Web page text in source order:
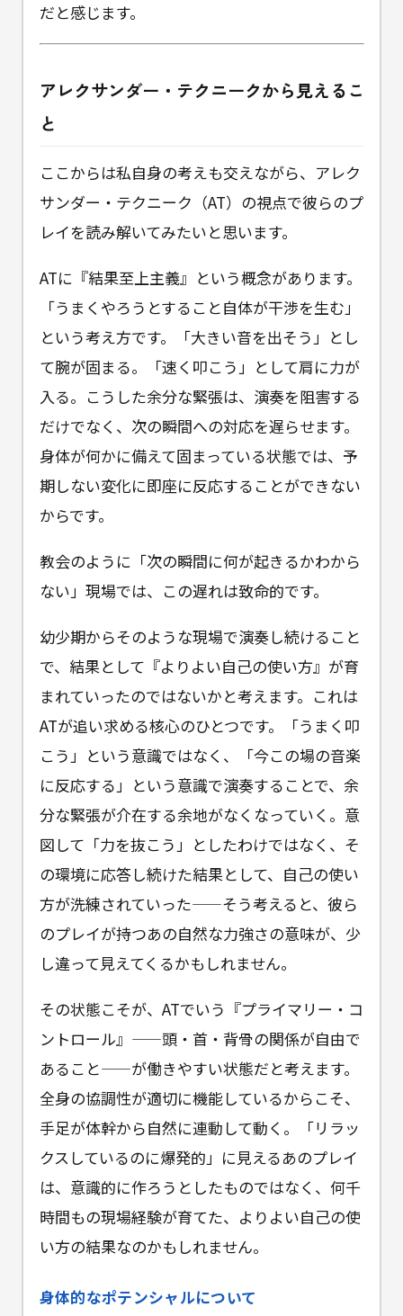
だと感じます。
アレクサンダー・テクニークから見えるこ
と
ここからは私自身の考えも交えながら、アレク
サンダー・テクニーク（AT）の視点で彼らのプ
レイを読み解いてみたいと思います。
ATに『結果至上主義』という概念があります。
「うまくやろうとすること自体が干渉を生む」
という考え方です。「大きい音を出そう」とし
て腕が固まる。「速く叩こう」として肩に力が
入る。こうした余分な緊張は、演奏を阻害する
だけでなく、次の瞬間への対応を遅らせます。
身体が何かに備えて固まっている状態では、予
期しない変化に即座に反応することができない
からです。
教会のように「次の瞬間に何が起きるかわから
ない」現場では、この遅れは致命的です。
幼少期からそのような現場で演奏し続けること
で、結果として『よりよい自己の使い方』が育
まれていったのではないかと考えます。これは
ATが追い求める核心のひとつです。「うまく叩
こう」という意識ではなく、「今この場の音楽
に反応する」という意識で演奏することで、余
分な緊張が介在する余地がなくなっていく。意
図して「力を抜こう」としたわけではなく、そ
の環境に応答し続けた結果として、自己の使い
方が洗練されていった——そう考えると、彼ら
のプレイが持つあの自然な力強さの意味が、少
し違って見えてくるかもしれません。
その状態こそが、ATでいう『プライマリー・コ
ントロール』——頭・首・背骨の関係が自由で
あること——が働きやすい状態だと考えます。
全身の協調性が適切に機能しているからこそ、
手足が体幹から自然に連動して動く。「リラッ
クスしているのに爆発的」に見えるあのプレイ
は、意識的に作ろうとしたものではなく、何千
時間もの現場経験が育てた、よりよい自己の使
い方の結果なのかもしれません。
身体的なポテンシャルについて